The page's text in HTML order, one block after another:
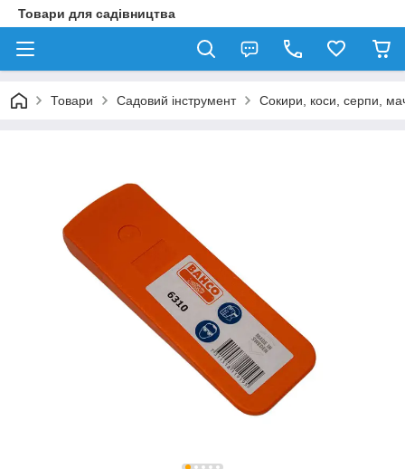
Товари для садівництва
Товари Садовий інструмент Сокири, коси, серпи,